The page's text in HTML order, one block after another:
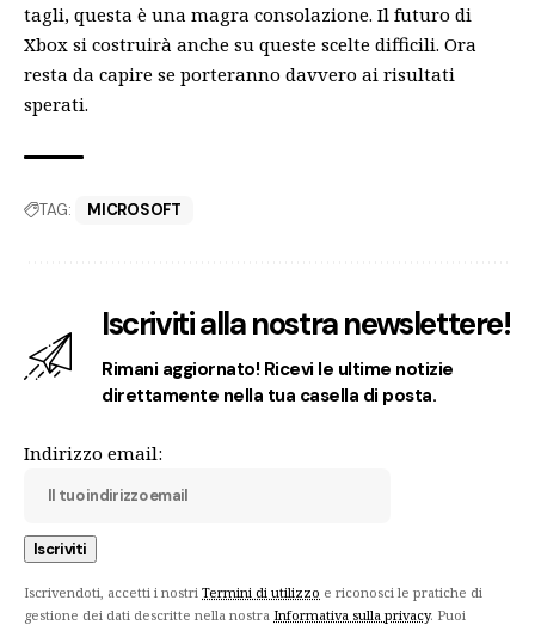
tagli, questa è una magra consolazione. Il futuro di
Xbox si costruirà anche su queste scelte difficili. Ora
resta da capire se porteranno davvero ai risultati
sperati.
TAG: MICROSOFT
Iscriviti alla nostra newslettere!
Rimani aggiornato! Ricevi le ultime notizie
direttamente nella tua casella di posta.
Indirizzo email:
Iscrivendoti, accetti i nostri Termini di utilizzo e riconosci le pratiche di
gestione dei dati descritte nella nostra Informativa sulla privacy. Puoi